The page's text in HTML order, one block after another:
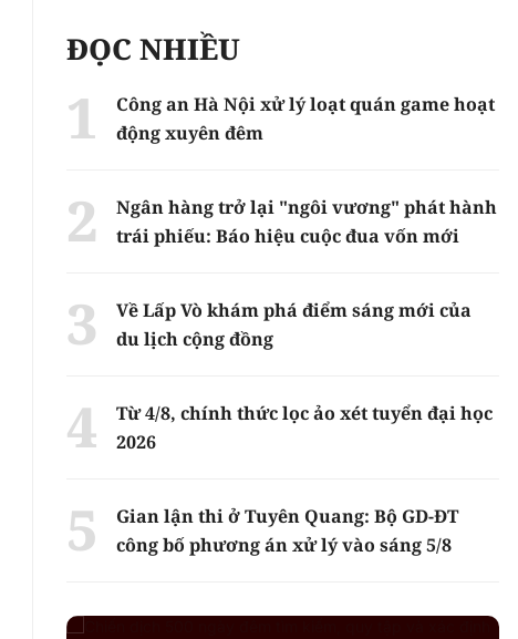
ĐỌC NHIỀU
Công an Hà Nội xử lý loạt quán game hoạt
động xuyên đêm
Ngân hàng trở lại "ngôi vương" phát hành
trái phiếu: Báo hiệu cuộc đua vốn mới
Về Lấp Vò khám phá điểm sáng mới của
du lịch cộng đồng
Từ 4/8, chính thức lọc ảo xét tuyển đại học
2026
Gian lận thi ở Tuyên Quang: Bộ GD-ĐT
công bố phương án xử lý vào sáng 5/8